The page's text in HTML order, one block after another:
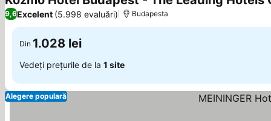
9,6Excelent (5.998 evaluări) Budapesta
Din 1.028 lei
Vedeți prețurile de la 1 site
Alegere populară